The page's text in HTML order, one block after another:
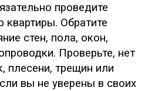
проведите
Обратите
стен, пола, окон,
Проверьте, нет
плесени, трещин или
вы не уверены в своих